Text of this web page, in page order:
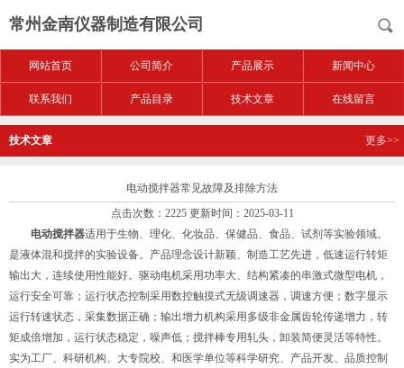
常州金南仪器制造有限公司
网站首页 公司简介 产品展示 新闻中心
联系我们 产品目录 技术文章 在线留言
技术文章 更多>>
电动搅拌器常见故障及排除方法
点击次数：2225 更新时间：2025-03-11
电动搅拌器适用于生物、理化、化妆品、保健品、食品、试剂等实验领域。
是液体混和搅拌的实验设备。产品理念设计新颖、制造工艺先进，低速运行转矩
输出大，连续使用性能好。驱动电机采用功率大、结构紧凑的串激式微型电机，
运行安全可靠；运行状态控制采用数控触摸式无级调速器，调速方便；数字显示
运行转速状态，采集数据正确；输出增力机构采用多级非金属齿轮传递增力，转
矩成倍增加，运行状态稳定，噪声低；搅拌棒专用轧头，卸装简便灵活等特性。
实为工厂、科研机构、大专院校、和医学单位等科学研究、产品开发、品质控制